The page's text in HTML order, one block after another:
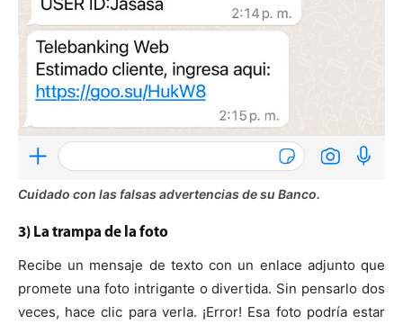
Cuidado con las falsas advertencias de su Banco.
3) La trampa de la foto
Recibe un mensaje de texto con un enlace adjunto que
promete una foto intrigante o divertida. Sin pensarlo dos
veces, hace clic para verla. ¡Error! Esa foto podría estar